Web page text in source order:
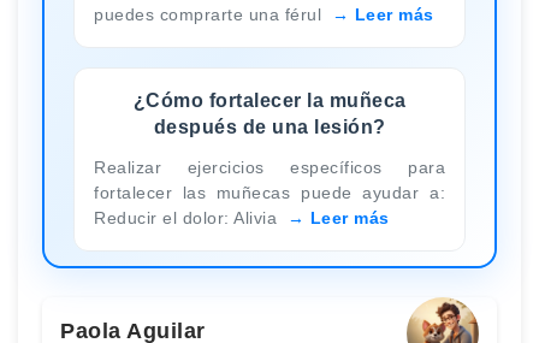
puedes comprarte una férul
Leer más
¿Cómo fortalecer la muñeca
después de una lesión?
Realizar ejercicios específicos para
fortalecer las muñecas puede ayudar a:
Reducir el dolor: Alivia
Leer más
Paola Aguilar